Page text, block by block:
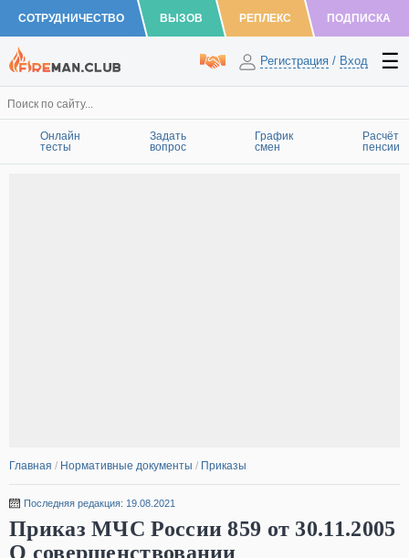
СОТРУДНИЧЕСТВО ВЫЗОВ РЕПЛЕКС ПОДПИСКА
Регистрация / Вход
Онлайн
тесты
Задать
вопрос
График
смен
Расчёт
пенсии
Главная / Нормативные документы / Приказы
Последняя редакция: 19.08.2021
Приказ МЧС России 859 от 30.11.2005
О совершенствовании